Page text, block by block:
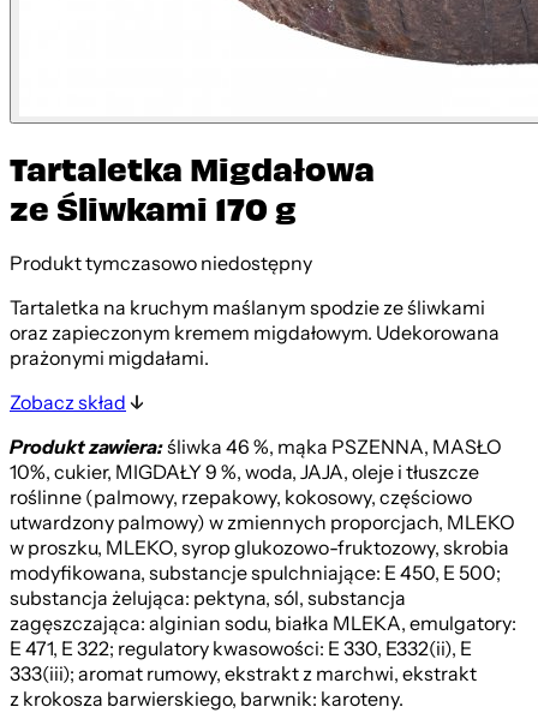
Tartaletka Migdałowa
ze Śliwkami 170 g
Produkt tymczasowo niedostępny
Tartaletka na kruchym maślanym spodzie ze śliwkami
oraz zapieczonym kremem migdałowym. Udekorowana
prażonymi migdałami.
Zobacz skład
Produkt zawiera:śliwka 46 %, mąka PSZENNA, MASŁO
10%, cukier, MIGDAŁY 9 %, woda, JAJA, oleje i tłuszcze
roślinne (palmowy, rzepakowy, kokosowy, częściowo
utwardzony palmowy) w zmiennych proporcjach, MLEKO
w proszku, MLEKO, syrop glukozowo-fruktozowy, skrobia
modyfikowana, substancje spulchniające: E 450, E 500;
substancja żelująca: pektyna, sól, substancja
zagęszczająca: alginian sodu, białka MLEKA, emulgatory:
E 471, E 322; regulatory kwasowości: E 330, E332(ii), E
333(iii); aromat rumowy, ekstrakt z marchwi, ekstrakt
z krokosza barwierskiego, barwnik: karoteny.